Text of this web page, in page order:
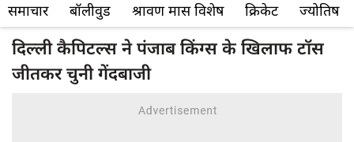
समाचार बॉलीवुड श्रावण मास विशेष क्रिकेट ज्योतिष
दिल्ली कैपिटल्स ने पंजाब किंग्स के खिलाफ टॉस
जीतकर चुनी गेंदबाजी